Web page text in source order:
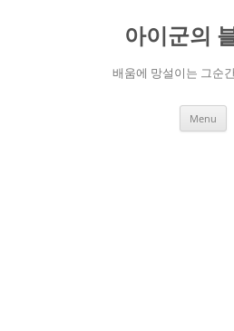
아이군의
배움에 망설이는 그순
Menu